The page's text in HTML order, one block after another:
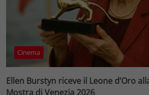
Cinema
Ellen Burstyn riceve il Leone d’Oro
Mostra di Venezia 2026